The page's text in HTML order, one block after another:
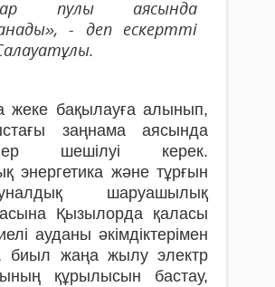
пулы аясында
- деп ескертті
жеке бақылауға алынып,
заңнама аясында
шешілуі керек.
энергетика және тұрғын
шаруашылық
Қызылорда қаласы
ауданы әкімдіктерімен
биыл жаңа жылу электр
құрылысын бастау,